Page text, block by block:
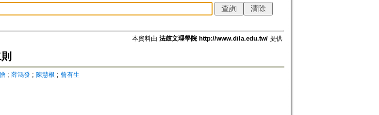
本資料由 法鼓文理學院 http://www.dila.edu.tw/提供
; 薛鴻發 ; 陳慧根 ; 曾有生